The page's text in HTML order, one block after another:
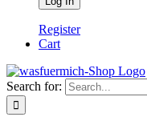
Register
Cart
Search for: